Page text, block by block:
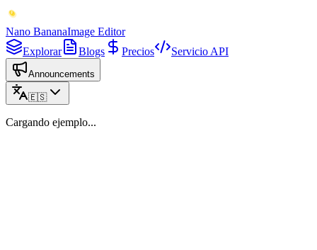
Nano BananaImage Editor
Explorar
Blogs Precios Servicio API
Announcements
🇪🇸
Cargando ejemplo...